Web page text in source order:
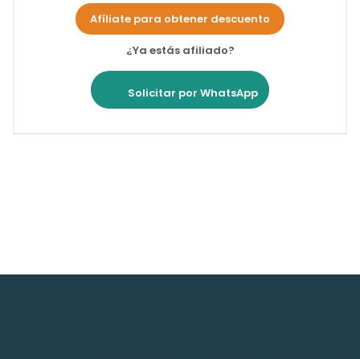
Afíliate para obtener descuento
¿Ya estás afiliado?
Solicitar por WhatsApp